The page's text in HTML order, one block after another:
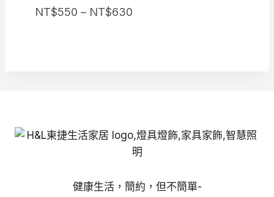
NT$550 – NT$630價
健康生活，簡約，但不簡單-